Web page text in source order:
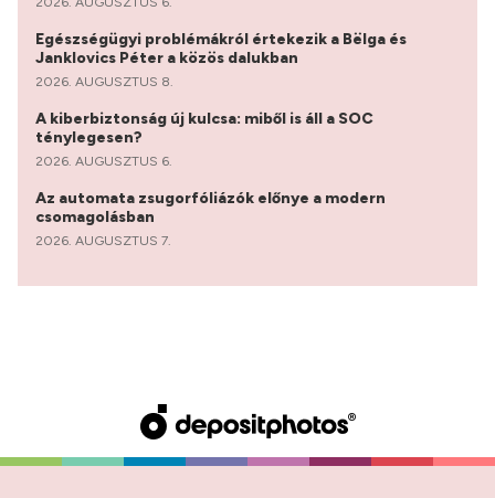
Egészségügyi problémákról értekezik a Bëlga és
Janklovics Péter a közös dalukban
2026. AUGUSZTUS 8.
A kiberbiztonság új kulcsa: miből is áll a SOC
ténylegesen?
2026. AUGUSZTUS 6.
Az automata zsugorfóliázók előnye a modern
csomagolásban
2026. AUGUSZTUS 7.